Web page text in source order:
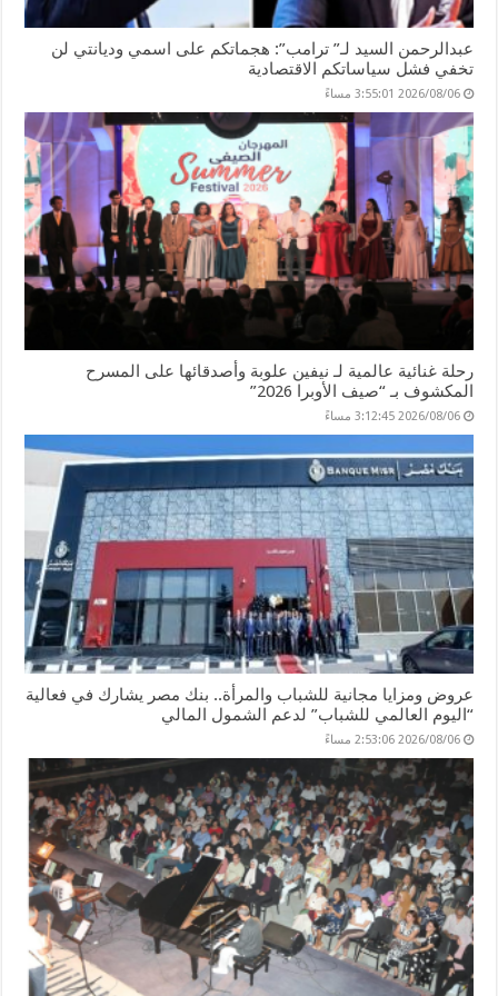
عبدالرحمن السيد لـ” ترامب”: هجماتكم على اسمي وديانتي لن
تخفي فشل سياساتكم الاقتصادية
2026/08/06 3:55:01 مساءً
رحلة غنائية عالمية لـ نيفين علوبة وأصدقائها على المسرح
المكشوف بـ “صيف الأوبرا 2026”
2026/08/06 3:12:45 مساءً
عروض ومزايا مجانية للشباب والمرأة.. بنك مصر يشارك في فعالية
“اليوم العالمي للشباب” لدعم الشمول المالي
2026/08/06 2:53:06 مساءً